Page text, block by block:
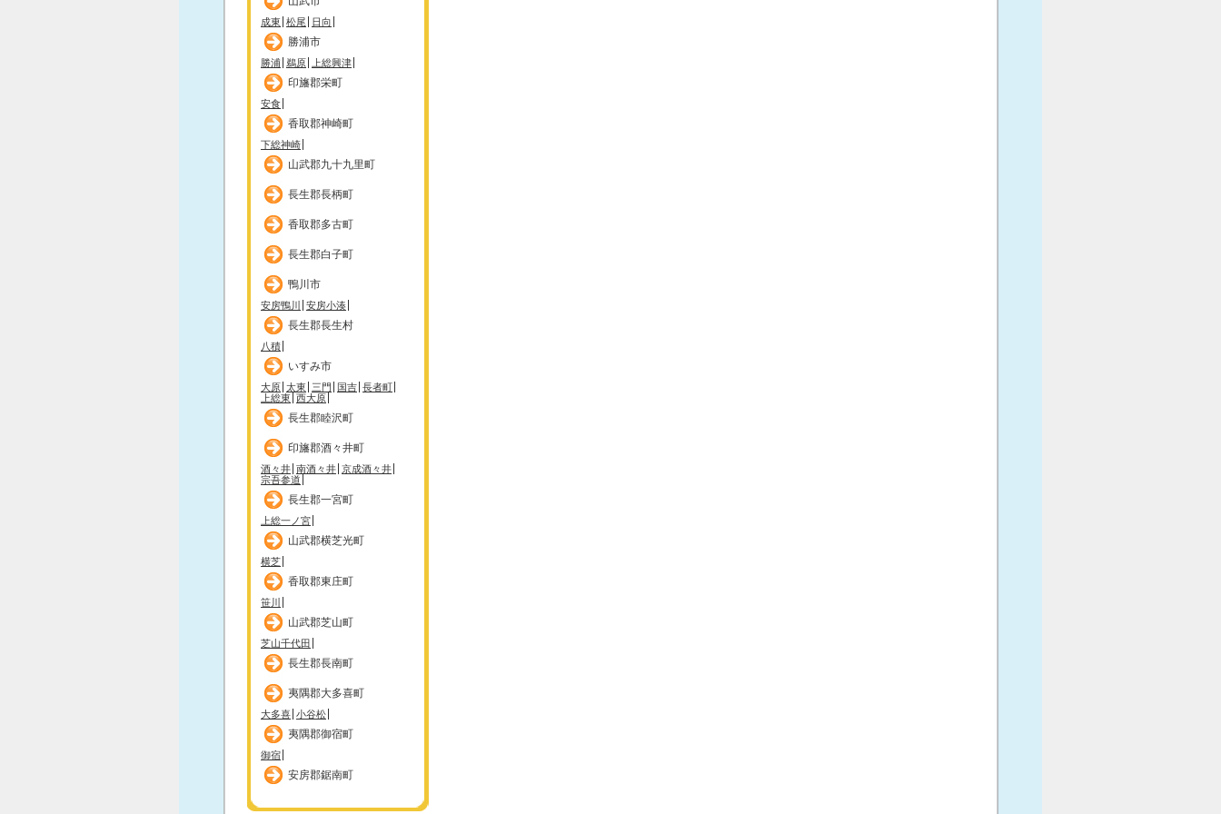
成東 松尾 日向
勝浦市
勝浦 鵜原 上総興津
印旛郡栄町
安食
香取郡神崎町
下総神崎
山武郡九十九里町
長生郡長柄町
香取郡多古町
長生郡白子町
鴨川市
安房鴨川 安房小湊
長生郡長生村
八積
いすみ市
大原 太東 三門 国吉 長者町
上総東 西大原
長生郡睦沢町
印旛郡酒々井町
酒々井 南酒々井 京成酒々井
宗吾参道
長生郡一宮町
上総一ノ宮
山武郡横芝光町
横芝
香取郡東庄町
笹川
山武郡芝山町
芝山千代田
長生郡長南町
夷隅郡大多喜町
大多喜 小谷松
夷隅郡御宿町
御宿
安房郡鋸南町